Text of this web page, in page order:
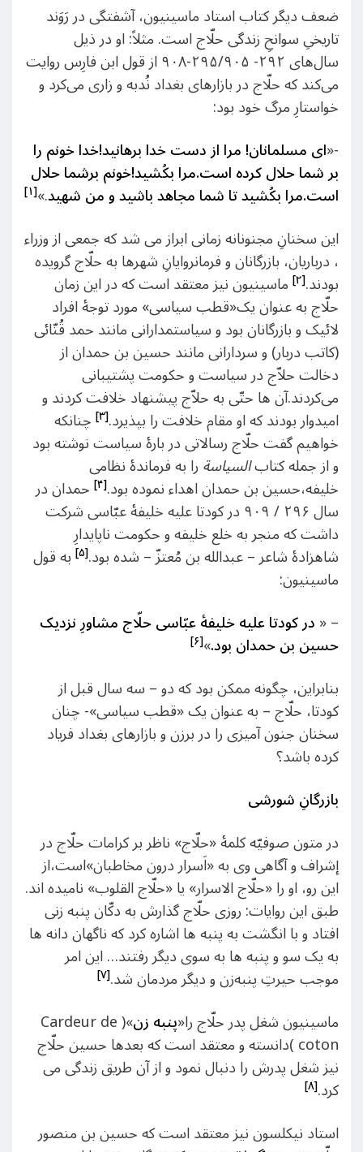
ضعف دیگر کتاب استاد ماسینیون، آشفتگی در رَوَند
تاریخیِ سوانحِ زندگی حلّاج است. مثلاً: او در ذیل
سال‌های ۲۹۲- ۲۹۵/۹۰۵-۹۰۸ از قول ابن فارِس روایت
می‌کند که حلّاج در بازارهای بغداد نُدبه و زاری می‌کرد و
خواستارِ مرگ خود بود:
-«ای مسلمانان! مرا از دست خدا برهانید!خدا خونم را
بر شما حلال کرده است.مرا بکُشید!خونم برشما حلال
است.مرا بکُشید تا شما مجاهد باشید و من شهید.»[۱]
این سخنانِ مجنونانه زمانی ابراز می شد که جمعی از وزراء
، درباریان، بازرگانان و فرمانروایانِ شهرها به حلّاج گرویده
بودند.[۲] ماسینیون نیز معتقد است که در این زمان
حلّاج به عنوان یک«قطب سیاسی» مورد توجۀ افراد
لائیک و بازرگانان بود و سیاستمدارانی مانند حمد قُنّائى
(كاتب دربار) و سردارانی مانند حسین بن حمدان از
دخالت حلاّج در سیاست و حکومت پشتیبانی
می‌کردند.آن ها حتّی به حلاّج پیشنهاد خلافت کردند و
امیدوار بودند که او مقام خلافت را بپذیرد.[۳] چنانکه
خواهیم گفت حلّاج رسالاتی در بارۀ سیاست نوشته بود
و از جمله کتابالسیاسةرا به فرماندۀ نظامی
خلیفه،حسین بن حمدان اهداء نموده بود.[۴] حمدان در
سال ۲۹۶ / ۹۰۹ در کودتا علیه خلیفۀ عبّاسی شرکت
داشت که منجر به خلع خلیفه و حکومت ناپایدارِ
شاهزادۀ شاعر – عبدالله بن مُعتزّ – شده بود.[۵] به قول
ماسینیون:
– «در کودتا علیه خلیفۀ عبّاسی حلّاج مشاورِ نزدیک
حسین بن حمدان بود.»[۶]
بنابراین، چگونه ممکن بود که دو – سه سال قبل از
کودتا، حلّاج – به عنوان یک «قطب سیاسی»- چنان
سخنان جنون آمیزی را در برزن و بازارهای بغداد فریاد
کرده باشد؟
بازرگانِ شورشی
در متون صوفیّه کلمۀ «حلّاج» ناظر بر کرامات حلّاج در
إشراف و آگاهی وی به «اَسرار درون مخاطبان»است،از
این رو، او را «حلّاج الاسرار» یا «حلّاج القلوب» نامیده اند.
طبق این روایات: روزى حلّاج گذارش به دکّان پنبه‏ زنى
افتاد و با انگشت به پنبه ‏ها اشاره کرد که ناگهان دانه‏ ها
به یک سو و پنبه‏ ها به سوی دیگر رفتند… این امر
موجب حیرتِ پنبه‌زن و دیگر مردمان شد.[۷]
ماسینیون شغل پدر حلّاج را«پنبه زن »( Cardeur de
coton )دانسته و معتقد است که بعدها حسین حلّاج
نیز شغل پدرش را دنبال نمود و از آن طریق زندگی می
کرد.[۸]
استاد نیکلسون نیز معتقد است که حسین بن منصور